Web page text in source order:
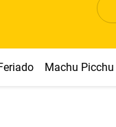
Machu Picchu